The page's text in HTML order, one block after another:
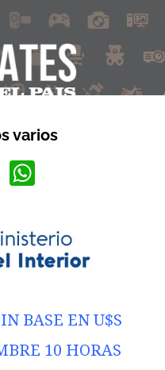
varios
Twitter
BASE EN U$S
10 HORAS